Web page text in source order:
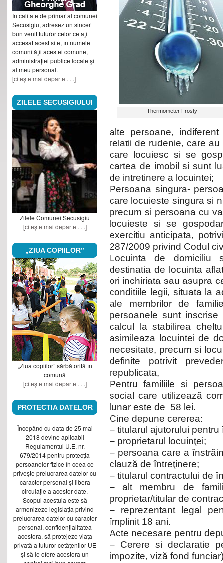
În calitate de primar al comunei
Secusigiu, adresez un sincer
bun venit tuturor celor ce aţi
accesat acest site, în numele
comunităţii acestei comune,
administraţiei publice locale şi
al meu personal.
[citeşte mai departe . . .]
ZILELE SECUSIGIULUI
Zilele Comunei Secusigiu
[citeşte mai departe . . .]
„ZIUA COPIILOR”
„Ziua copiilor” sărbătorită în
comună
[citeşte mai departe . . .]
PROTECTIA DATELOR
Începând cu data de 25 mai
2018 devine aplicabil
Regulamentul U.E. nr.
679/2014 pentru protecția
persoanelor fizice în ceea ce
privește prelucrarea datelor cu
caracter personal și libera
circulație a acestor date.
Scopul acestuia este să
armonizeze legislația privind
prelucrarea datelor cu caracter
personal, confidențialitatea
acestora, să protejeze viața
privată a tuturor cetățenilor UE
și să le ofere acestora un
Thermometer Frosty
alte persoane,
relatii de rudenie, care
care locuiesc si se
cartea de imobil si sunt
de intretinere a locuintei;
Persoana singura-
care locuieste singura si
precum si persoana cu
locuieste si se
exercitiu anticipata,
287/2009 privind Codul
Locuinta de domiciliu
destinatia de locuinta
ori inchiriata sau asupra
conditiile legii, situata la
ale membrilor de
persoanele sunt
calcul la stabilirea
asimileaza locuintei de
necesitate, precum si
definite potrivit
republicata,
Pentru familiile si
social care utilizează
lunar este de 58 lei.
Cine depune cererea:
– titularul ajutorului
– proprietarul locuinţei;
– persoana care a
clauză de întreţinere;
– titularul contractului de
– alt membru de
proprietar/titular de
– reprezentant legal
împlinit 18 ani.
Acte necesare pentru
– Cerere si declaratie
impozite, viză fond